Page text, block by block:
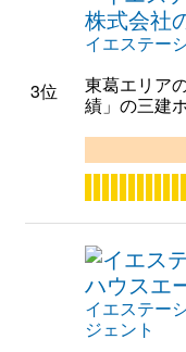
3位
イエステー
東葛エリア
績」の三建
イエステー
ジェント